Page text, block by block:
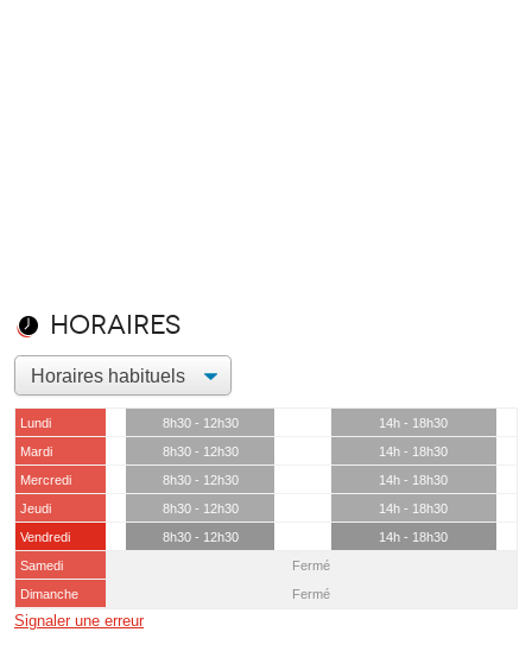
Horaires
Lundi 8h30 - 12h30
14h - 18h30
Mardi
8h30 - 12h30
14h - 18h30
Mercredi
8h30 - 12h30
14h - 18h30
Jeudi
8h30 - 12h30
14h - 18h30
Vendredi
8h30 - 12h30
14h - 18h30
Samedi
Fermé
Dimanche
Fermé
Signaler une erreur